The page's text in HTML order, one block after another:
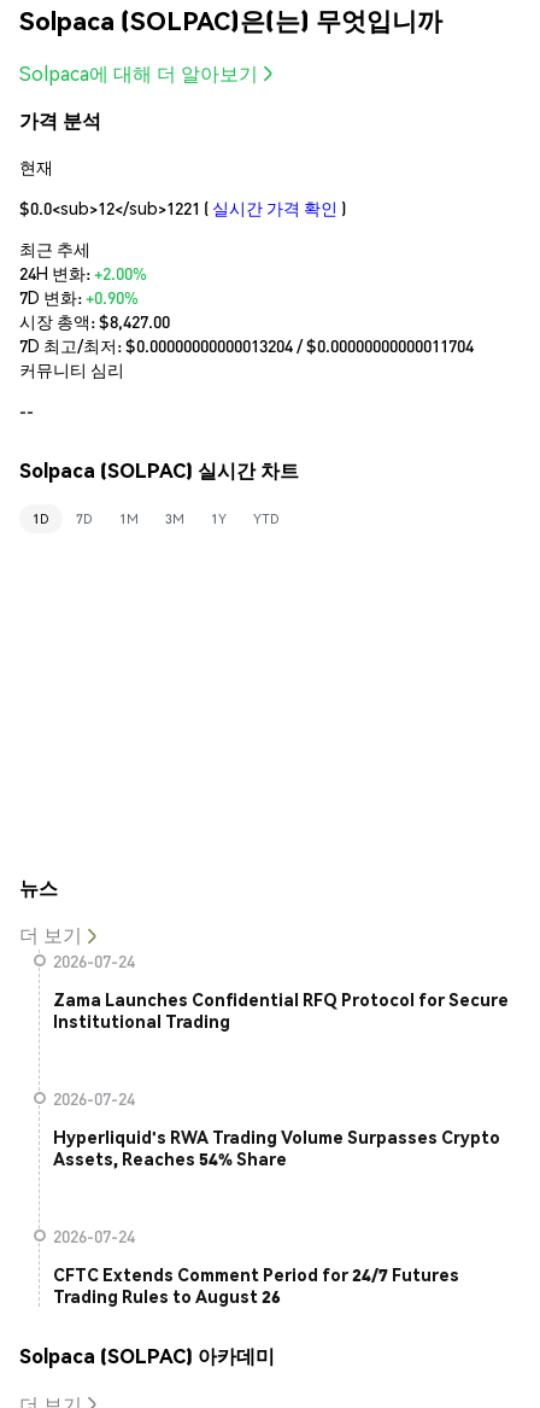
Solpaca (SOLPAC)은(는) 무엇입니까
Solpaca에 대해 더 알아보기
가격 분석
현재
$0.0<sub>12</sub>1221 ( 실시간 가격 확인 )
최근 추세
24H 변화:+2.00%
7D 변화:+0.90%
시장 총액:$8,427.00
7D 최고/최저: $0.00000000000013204 / $0.00000000000011704
커뮤니티 심리
--
Solpaca (SOLPAC) 실시간 차트
1D 7D 1M 3M 1Y YTD
뉴스
더 보기
2026-07-24
Zama Launches Confidential RFQ Protocol for Secure
Institutional Trading
2026-07-24
Hyperliquid's RWA Trading Volume Surpasses Crypto
Assets, Reaches 54% Share
2026-07-24
CFTC Extends Comment Period for 24/7 Futures
Trading Rules to August 26
Solpaca (SOLPAC) 아카데미